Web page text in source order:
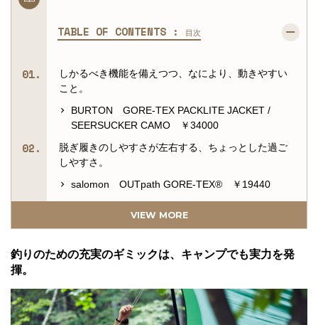
TABLE OF CONTENTS : 目次
しかるべき機能を備えつつ、なにより、動きやすい
こと。
BURTON GORE-TEX PACKLITE JACKET /
SEERSUCKER CAMO ￥34000
脱ぎ履きのしやすさが左右する、ちょっとした過ご
しやすさ。
salomon OUTpath GORE-TEX® ￥19440
ロジーレインジャケット ￥59292
adidas TERREX FAST GTX SURROUND
￥19440
VIEW MORE
釣りのための充実のギミックは、キャンプでも実力を発
揮。